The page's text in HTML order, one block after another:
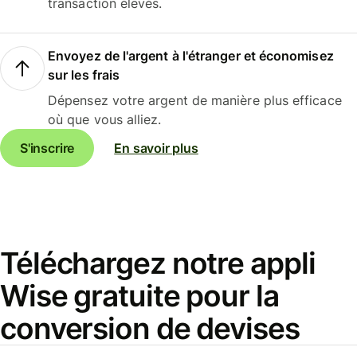
transaction élevés.
Envoyez de l'argent à l'étranger et économisez
sur les frais
Dépensez votre argent de manière plus efficace
où que vous alliez.
S'inscrire
En savoir plus
Téléchargez notre appli
Wise gratuite pour la
conversion de devises